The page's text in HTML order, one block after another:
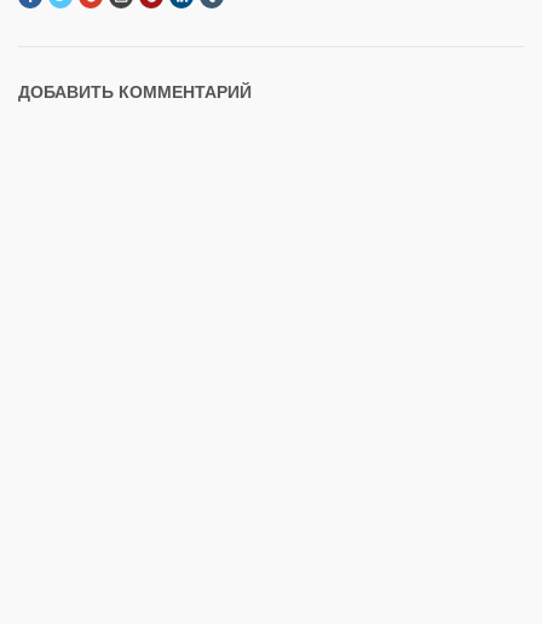
ДОБАВИТЬ КОММЕНТАРИЙ